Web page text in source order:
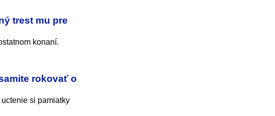
trest mu pre
konaní.
rokovať o
si pamiatky